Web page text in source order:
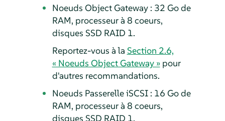
Noeuds Object Gateway : 32 Go de
RAM, processeur à 8 coeurs,
disques SSD RAID 1.
Reportez-vous à la Section 2.6,
« Noeuds Object Gateway »pour
d'autres recommandations.
Noeuds Passerelle iSCSI : 16 Go de
RAM, processeur à 8 coeurs,
disques SSD RAID 1.